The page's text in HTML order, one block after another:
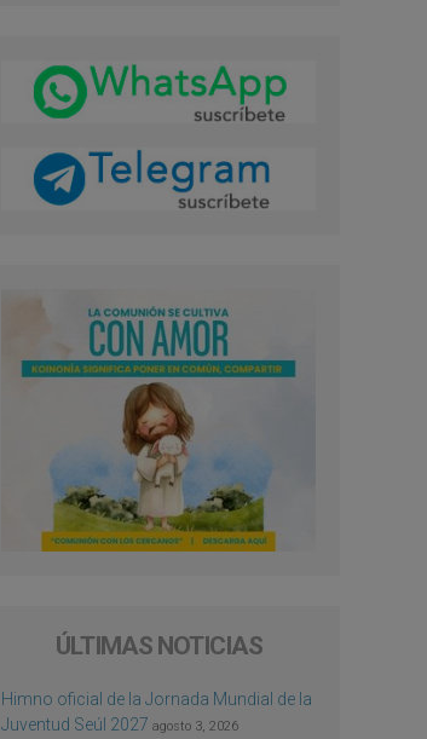
ÚLTIMAS NOTICIAS
Himno oficial de la Jornada Mundial de la
Juventud Seúl 2027 agosto 3, 2026